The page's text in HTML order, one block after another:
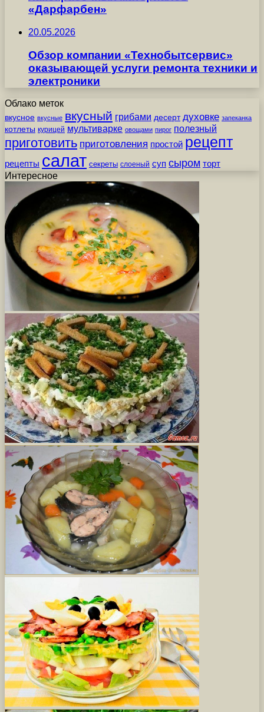
«Дарфарбен»
20.05.2026
Обзор компании «Технобытсервис»
оказывающей услуги ремонта техники и
электроники
Облако меток
вкусное вкусные вкусный грибами десерт духовке запеканка
котлеты курицей мультиварке овощами пирог полезный
приготовить приготовления простой рецепт
рецепты салат секреты слоеный суп сыром торт
Интересное